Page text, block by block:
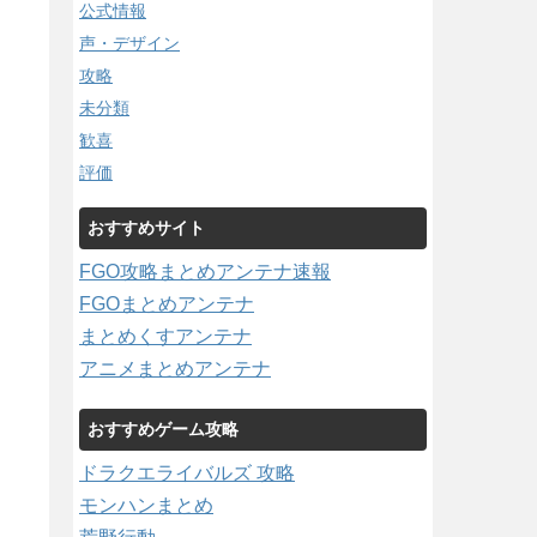
公式情報
声・デザイン
攻略
未分類
歓喜
評価
おすすめサイト
FGO攻略まとめアンテナ速報
FGOまとめアンテナ
まとめくすアンテナ
アニメまとめアンテナ
おすすめゲーム攻略
ドラクエライバルズ 攻略
モンハンまとめ